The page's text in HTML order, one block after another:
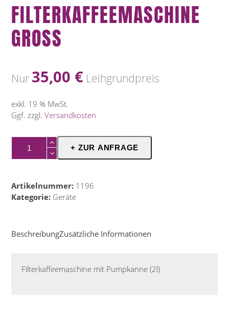
FILTERKAFFEEMASCHINE
GROSS
Nur 35,00 € Leihgrundpreis
exkl. 19 % MwSt.
Ggf. zzgl.Versandkosten
Filterkaffeemaschine
+ ZUR ANFRAGE
Artikelnummer: 1196
Kategorie: Geräte
BeschreibungZusätzliche Informationen
Filterkaffeemaschine mit Pumpkanne (2l)